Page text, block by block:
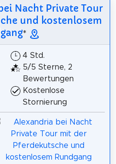
Nacht Private Tour
und kostenlosem
*
4 Std.
5/5 Sterne, 2
Bewertungen
Kostenlose
Stornierung